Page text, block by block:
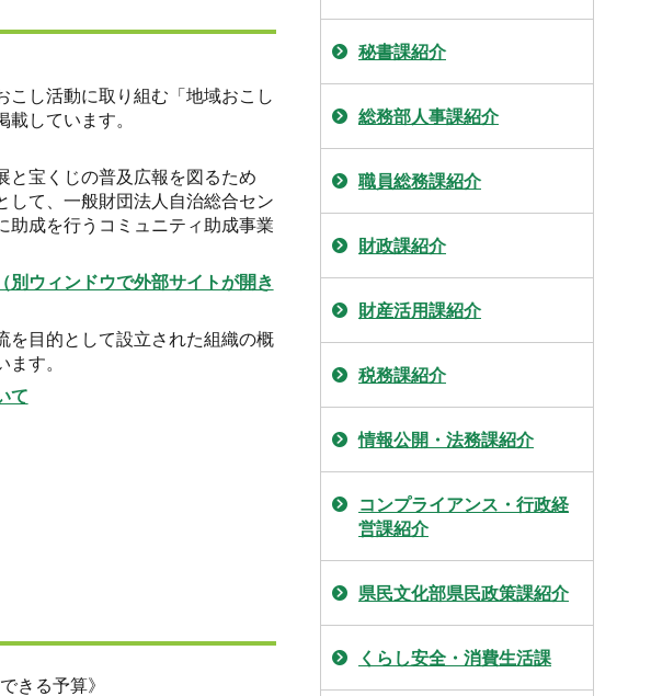
こし活動に取り組む「地域おこし
しています。
と宝くじの普及広報を図るため
して、一般財団法人自治総合セン
助成を行うコミュニティ助成事業
別ウィンドウで外部サイトが開き
を目的として設立された組織の概
す。
て
きる予算》
秘書課紹介
総務部人事課紹介
職員総務課紹介
財政課紹介
財産活用課紹介
税務課紹介
情報公開・法務課紹介
コンプライアンス・行政経
営課紹介
県民文化部県民政策課紹介
くらし安全・消費生活課